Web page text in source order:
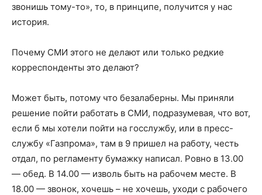
звонишь тому-то», то, в принципе, получится у нас
история.
Почему СМИ этого не делают или только редкие
корреспонденты это делают?
Может быть, потому что безалаберны. Мы приняли
решение пойти работать в СМИ, подразумевая, что вот,
если б мы хотели пойти на госслужбу, или в пресс-
службу «Газпрома», там в 9 пришел на работу, честь
отдал, по регламенту бумажку написал. Ровно в 13.00
— обед. В 14.00 — изволь быть на рабочем месте. В
18.00 — звонок, хочешь – не хочешь, уходи с рабочего